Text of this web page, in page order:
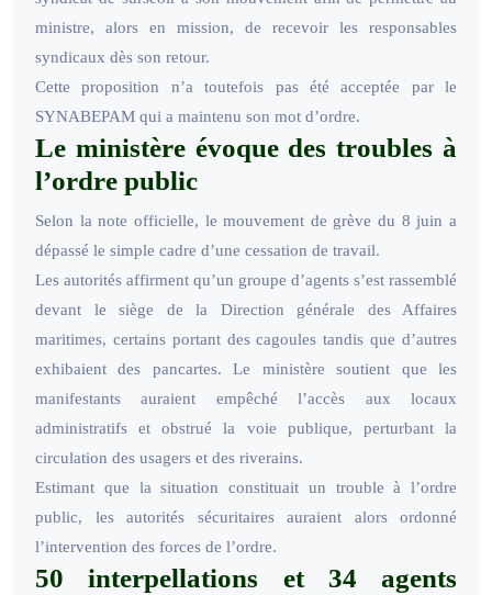
ministre, alors en mission, de recevoir les responsables
syndicaux dès son retour.
Cette proposition n’a toutefois pas été acceptée par le
SYNABEPAM qui a maintenu son mot d’ordre.
Le ministère évoque des troubles à
l’ordre public
Selon la note officielle, le mouvement de grève du 8 juin a
dépassé le simple cadre d’une cessation de travail.
Les autorités affirment qu’un groupe d’agents s’est rassemblé
devant le siège de la Direction générale des Affaires
maritimes, certains portant des cagoules tandis que d’autres
exhibaient des pancartes. Le ministère soutient que les
manifestants auraient empêché l’accès aux locaux
administratifs et obstrué la voie publique, perturbant la
circulation des usagers et des riverains.
Estimant que la situation constituait un trouble à l’ordre
public, les autorités sécuritaires auraient alors ordonné
l’intervention des forces de l’ordre.
50 interpellations et 34 agents